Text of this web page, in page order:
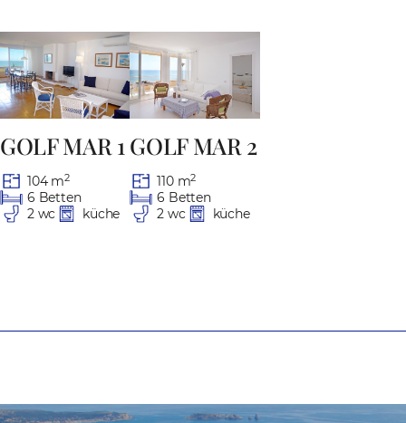
GOLF MAR 1
104 m2
6 Betten
2 wc
küche
GOLF MAR 2
110 m2
6 Betten
2 wc
küche